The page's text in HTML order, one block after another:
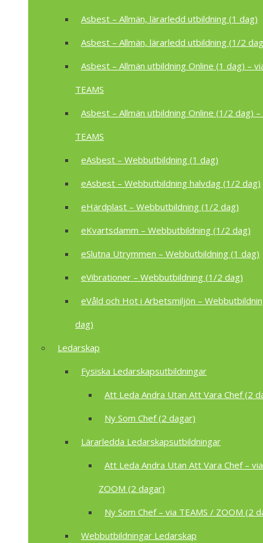
Asbest – Allmän, lärarledd utbildning (1 dag)
Asbest – Allmän, lärarledd utbildning (1/2
Asbest – Allmän utbildning Online (1 dag) –
TEAMS
Asbest – Allmän utbildning Online (1/2 dag) –
TEAMS
eAsbest – Webbutbildning (1 dag)
eAsbest – Webbutbildning halvdag (1/2 dag)
eHärdplast – Webbutbildning (1/2 dag)
eKvartsdamm – Webbutbildning (1/2 dag)
eSlutna Utrymmen – Webbutbildning (1 dag)
eVibrationer – Webbutbildning (1/2 dag)
eVåld och Hot i Arbetsmiljön –
dag)
Ledarskap
Fysiska Ledarskapsutbildningar
Att Leda Andra Utan Att Vara Chef (2
Ny Som Chef (2 dagar)
Lärarledda Ledarskapsutbildningar
Att Leda Andra Utan Att Vara Chef –
ZOOM (2 dagar)
Ny Som Chef – via TEAMS / ZOOM (2
Webbutbildningar Ledarskap